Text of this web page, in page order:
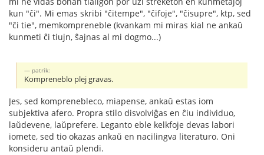
kun "ĉi". Mi emas skribi "ĉitempe", "ĉifoje", "ĉisupre", ktp, sed
"ĉi tie", memkompreneble (kvankam mi miras kial ne ankaŭ
kunmeti ĉi tiujn, ŝajnas al mi dogmo...)
patrik:
Kompreneblo plej gravas.
Jes, sed komprenebleco, miapense, ankaŭ estas iom
subjektiva afero. Propra stilo disvolviĝas en ĉiu individuo,
laŭdevene, laŭprefere. Leganto eble kelkfoje devas labori
iomete, sed tio okazas ankaŭ en nacilingva literaturo. Oni
konsideru antaŭ plendi.